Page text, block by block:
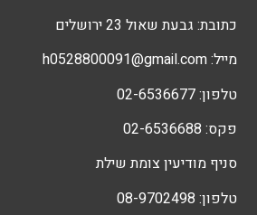
כתובת: גבעת שאול 23 ירושלים
מייל: h0528800091@gmail.com
טלפון: 02-6536677
פקס: 02-6536688
סניף מודיעין צומת שילת
טלפון: 08-9702498